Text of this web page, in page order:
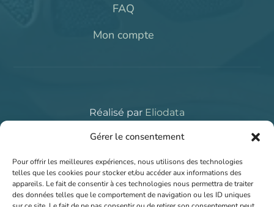
Gérer le consentement
Pour offrir les meilleures expériences, nous utilisons des technologies
telles que les cookies pour stocker et/ou accéder aux informations des
appareils. Le fait de consentir à ces technologies nous permettra de traiter
des données telles que le comportement de navigation ou les ID uniques
FAQ
Mon compte
Réalisé par Eliodata